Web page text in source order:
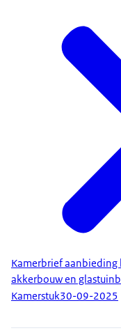
Kamerbrief
akkerbouw en
Kamerstuk30-09-2025